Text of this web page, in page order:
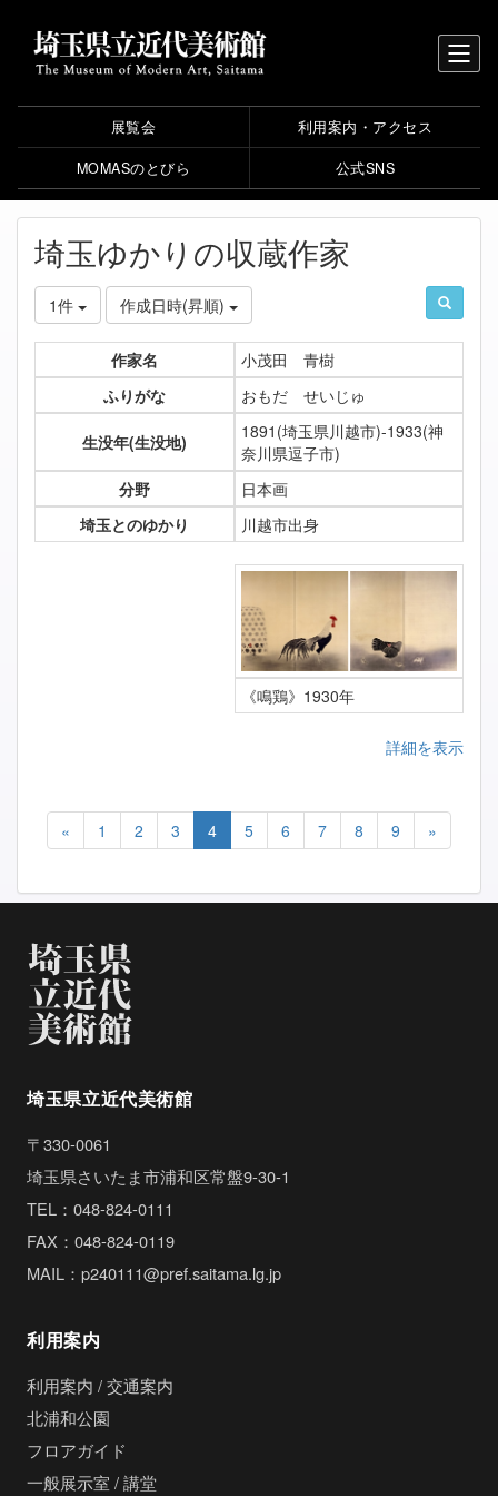
展覧会 利用案内・アクセス
MOMASのとびら 公式SNS
埼玉ゆかりの収蔵作家
1件 作成日時(昇順)
作家名
小茂田 青樹
ふりがな
おもだ せいじゅ
生没年(生没地)
1891(埼玉県川越市)-1933(神
奈川県逗子市)
分野
日本画
埼玉とのゆかり
川越市出身
《鳴鶏》1930年
詳細を表示
« 1 2 3 4 5 6 7 8 9 »
埼玉県立近代美術館
〒330-0061
埼玉県さいたま市浦和区常盤9-30-1
TEL：048-824-0111
FAX：048-824-0119
MAIL：p240111@pref.saitama.lg.jp
利用案内
利用案内 / 交通案内
北浦和公園
フロアガイド
一般展示室 / 講堂